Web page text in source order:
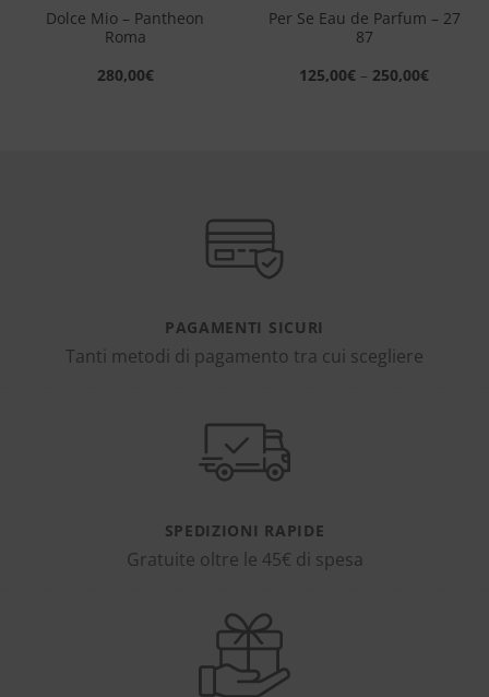
Dolce Mio – Pantheon
Roma
280,00€
Per Se Eau de Parfum – 27
87
125,00€ – 250,00€
PAGAMENTI SICURI
Tanti metodi di pagamento tra cui scegliere
SPEDIZIONI RAPIDE
Gratuite oltre le 45€ di spesa